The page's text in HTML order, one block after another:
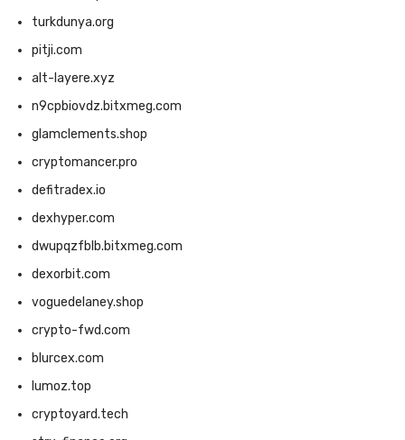
turkdunya.org
pitji.com
alt-layere.xyz
n9cpbiovdz.bitxmeg.com
glamclements.shop
cryptomancer.pro
defitradex.io
dexhyper.com
dwupqzfblb.bitxmeg.com
dexorbit.com
voguedelaney.shop
crypto-fwd.com
blurcex.com
lumoz.top
cryptoyard.tech